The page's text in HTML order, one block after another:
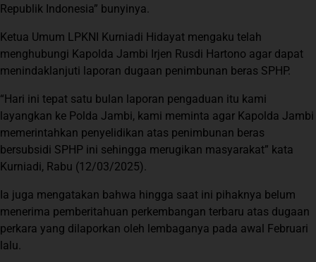
Republik Indonesia” bunyinya.
Ketua Umum LPKNI Kurniadi Hidayat mengaku telah
menghubungi Kapolda Jambi Irjen Rusdi Hartono agar dapat
menindaklanjuti laporan dugaan penimbunan beras SPHP.
“Hari ini tepat satu bulan laporan pengaduan itu kami
layangkan ke Polda Jambi, kami meminta agar Kapolda Jambi
memerintahkan penyelidikan atas penimbunan beras
bersubsidi SPHP ini sehingga merugikan masyarakat” kata
Kurniadi, Rabu (12/03/2025).
Ia juga mengatakan bahwa hingga saat ini pihaknya belum
menerima pemberitahuan perkembangan terbaru atas dugaan
perkara yang dilaporkan oleh lembaganya pada awal Februari
lalu.